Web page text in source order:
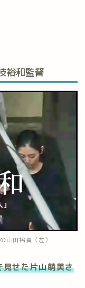
裕和監督
山田裕貴（左）
せた片山萌美さ